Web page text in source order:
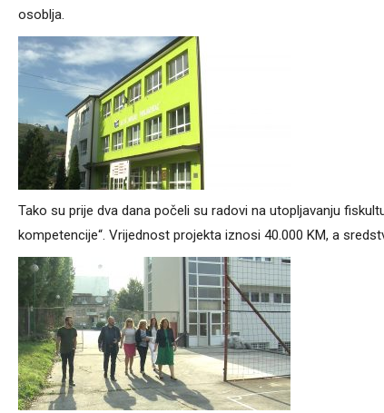
osoblja.
Tako su prije dva dana počeli su radovi na utopljavanju
kompetencije“. Vrijednost projekta iznosi 40.000 KM, a